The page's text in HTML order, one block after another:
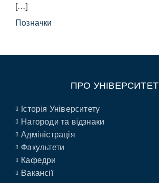
[…]
Позначки
ПРО УНІВЕРСИТЕТ
Історія Університету
Нагороди та відзнаки
Адміністрація
Факультети
Кафедри
Вакансії